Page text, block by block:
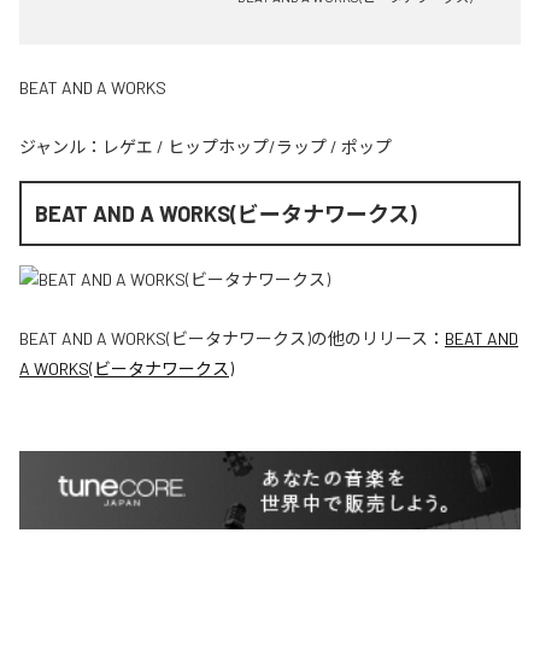
BEAT AND A WORKS
ジャンル： レゲエ / ヒップホップ/ラップ / ポップ
BEAT AND A WORKS(ビータナワークス)
BEAT AND A WORKS(ビータナワークス)の他のリリース： BEAT AND
A WORKS(ビータナワークス)